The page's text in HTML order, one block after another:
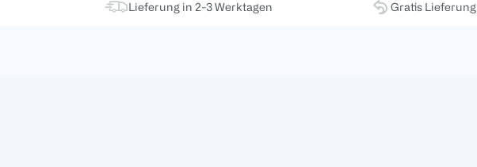
Lieferung in 2-3 Werktagen Gratis